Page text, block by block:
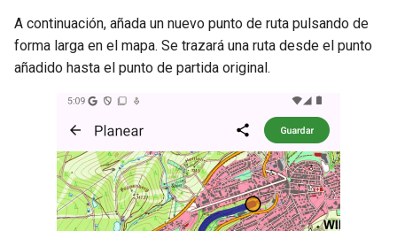
A continuación, añada un nuevo punto de ruta pulsando de
forma larga en el mapa. Se trazará una ruta desde el punto
añadido hasta el punto de partida original.